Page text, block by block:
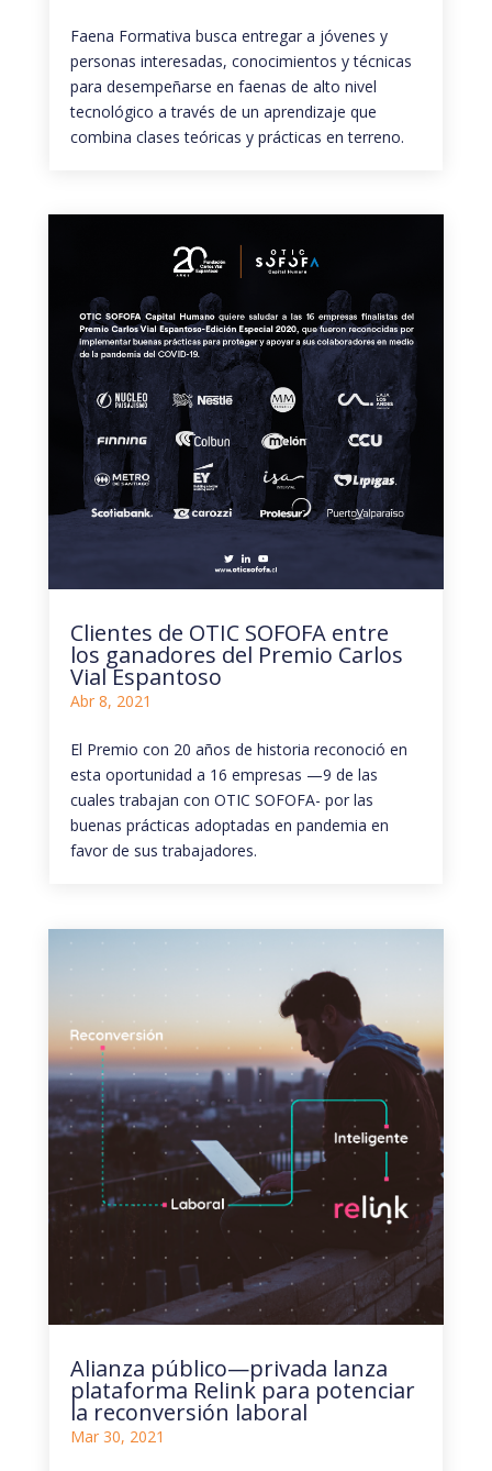
Faena Formativa busca entregar a jóvenes y
personas interesadas, conocimientos y técnicas
para desempeñarse en faenas de alto nivel
tecnológico a través de un aprendizaje que
combina clases teóricas y prácticas en terreno.
Clientes de OTIC SOFOFA entre
los ganadores del Premio Carlos
Vial Espantoso
Abr 8, 2021
El Premio con 20 años de historia reconoció en
esta oportunidad a 16 empresas —9 de las
cuales trabajan con OTIC SOFOFA- por las
buenas prácticas adoptadas en pandemia en
favor de sus trabajadores.
Alianza público—privada lanza
plataforma Relink para potenciar
la reconversión laboral
Mar 30, 2021